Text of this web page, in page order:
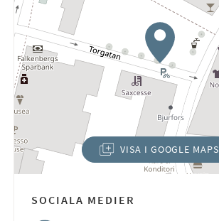
VISA I GOOGLE MAPS
(ÖPPNAS I NYTT FÖNSTER)
SOCIALA MEDIER